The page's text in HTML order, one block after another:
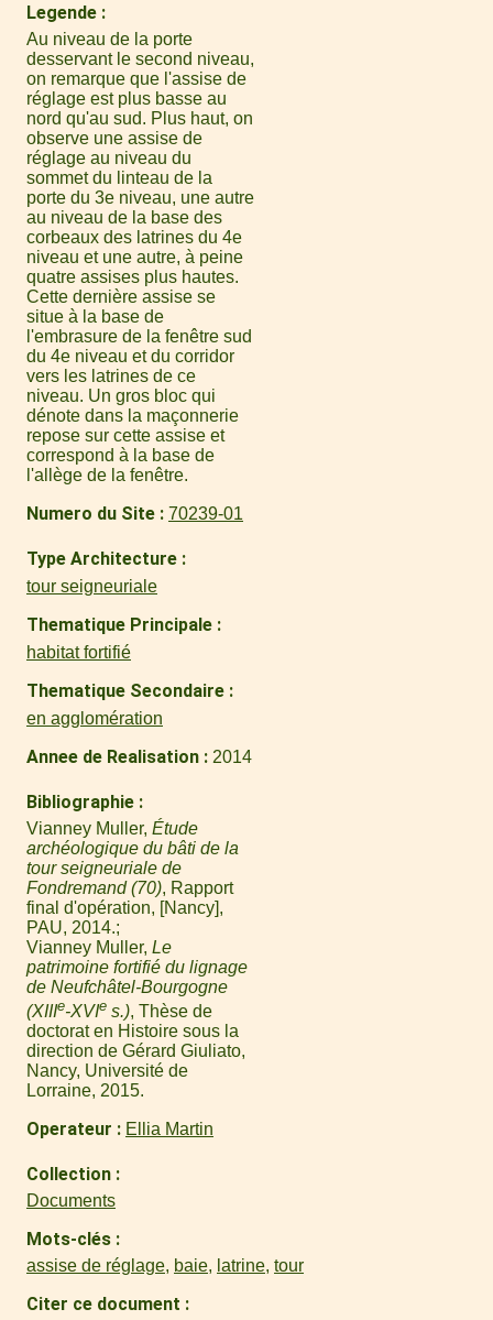
Legende
Au niveau de la porte
desservant le second niveau,
on remarque que l'assise de
réglage est plus basse au
nord qu'au sud. Plus haut, on
observe une assise de
réglage au niveau du
sommet du linteau de la
porte du 3e niveau, une autre
au niveau de la base des
corbeaux des latrines du 4e
niveau et une autre, à peine
quatre assises plus hautes.
Cette dernière assise se
situe à la base de
l'embrasure de la fenêtre sud
du 4e niveau et du corridor
vers les latrines de ce
niveau. Un gros bloc qui
dénote dans la maçonnerie
repose sur cette assise et
correspond à la base de
l'allège de la fenêtre.
Numero du Site 70239-01
Type Architecture
tour seigneuriale
Thematique Principale
habitat fortifié
Thematique Secondaire
en agglomération
Annee de Realisation 2014
Bibliographie
Vianney Muller, Étude
archéologique du bâti de la
tour seigneuriale de
Fondremand (70), Rapport
final d'opération, [Nancy],
PAU, 2014.
Vianney Muller, Le
patrimoine fortifié du lignage
de Neufchâtel-Bourgogne
(XIIIe-XVIe s.), Thèse de
doctorat en Histoire sous la
direction de Gérard Giuliato,
Nancy, Université de
Lorraine, 2015.
Operateur Ellia Martin
Collection
Documents
Mots-clés
assise de réglage, baie, latrine, tour
Citer ce document